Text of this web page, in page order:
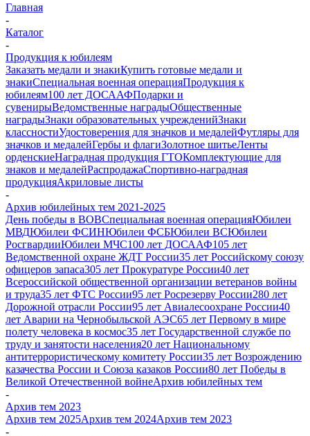
Главная
-
Каталог
-
Продукция к юбилеям
Заказать медали и знакиКупить готовые медали и
знакиСпециальная военная операцияПродукция к
юбилеям100 лет ДОСААФПодарки и
сувенирыВедомственные наградыОбщественные
наградыЗнаки образовательных учрежденийЗнаки
классностиУдостоверения для значков и медалейФутляры для
значков и медалейГербы и флагиЗолотное шитьеЛенты
орденскиеНаградная продукция ГТОКомплектующие для
знаков и медалейРаспродажаСпортивно-наградная
продукцияАкриловые листы
-
Архив юбилейных тем 2021-2025
День победы в ВОВСпециальная военная операцияЮбилеи
МВДЮбилеи ФСИНЮбилеи ФСБЮбилеи ВСЮбилеи
РосгвардииЮбилеи МЧС100 лет ДОСААФ105 лет
Ведомственной охране ЖДТ России35 лет Российскому союзу
офицеров запаса305 лет Прокуратуре России40 лет
Всероссийской общественной организации ветеранов войны
и труда35 лет ФТС России95 лет Росрезерву России280 лет
Дорожной отрасли России95 лет Авиалесоохране России40
лет Аварии на Чернобыльской АЭС65 лет Первому в мире
полету человека в космос35 лет Государственной службе по
труду и занятости населения20 лет Национальному
антитеррористическому комитету России35 лет Возрождению
казачества России и Союза казаков России80 лет Победы в
Великой Отечественной войнеАрхив юбилейных тем
-
Архив тем 2023
Архив тем 2025Архив тем 2024Архив тем 2023
-